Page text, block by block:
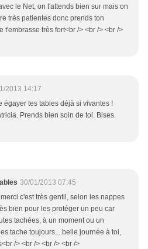
le Net, on t'attends bien sur mais on
très patientes donc prends ton
t'embrasse très fort<br /> <br /> <br />
2013 14:17
égayer tes tables déjà si vivantes !
Prends bien soin de toi. Bises.
30/01/2013 07:45
c'est très gentil, selon les nappes
bien pour les protéger un peu car
tachées, à un moment ou un
tache toujours....belle journée à toi,
/> <br /> <br /> <br />